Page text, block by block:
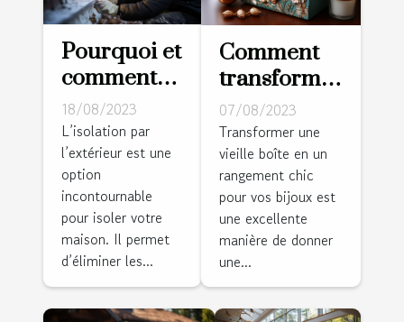
Pourquoi et
comment
isoler les
murs par
l’extérieur ?
18/08/2023
L’isolation par
l’extérieur est une
option
incontournable
pour isoler votre
maison. Il permet
d’éliminer les...
Comment
transformer
une vieille
boîte en un
rangement
chic pour
vos bijoux
07/08/2023
Transformer une
vieille boîte en un
rangement chic
pour vos bijoux est
une excellente
manière de donner
une...